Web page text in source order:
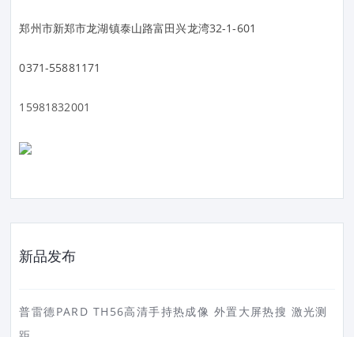
郑州市新郑市龙湖镇泰山路富田兴龙湾32-1-601
0371-55881171
15981832001
新品发布
普雷德PARD TH56高清手持热成像 外置大屏热搜 激光测